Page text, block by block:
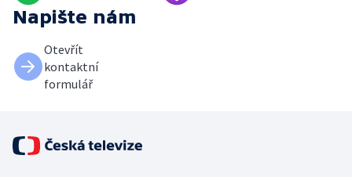
Napište nám
Otevřít
kontaktní
formulář